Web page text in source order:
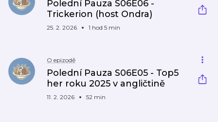
Polední Pauza S06E06 -
Trickerion (host Ondra)
25. 2. 2026 1 hod 5 min
O epizodě
Polední Pauza S06E05 - Top5
her roku 2025 v angličtině
11. 2. 2026 52 min